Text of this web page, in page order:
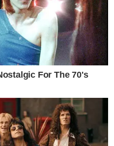
For The 70's